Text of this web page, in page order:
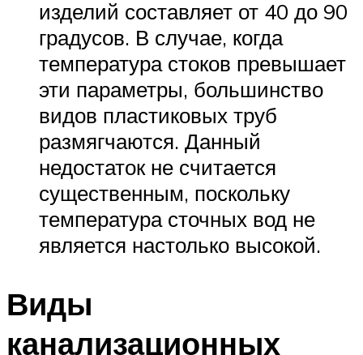
изделий составляет от 40 до 90
градусов. В случае, когда
температура стоков превышает
эти параметры, большинство
видов пластиковых труб
размягчаются. Данный
недостаток не считается
существенным, поскольку
температура сточных вод не
является настолько высокой.
Виды
канализационных